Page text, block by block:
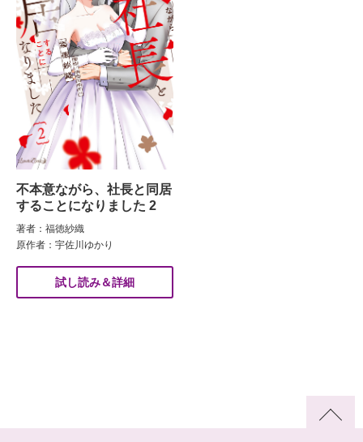
不本意ながら、社長と同居
することになりました 2
著者：福徳紗織
原作者：宇佐川ゆかり
試し読み＆詳細